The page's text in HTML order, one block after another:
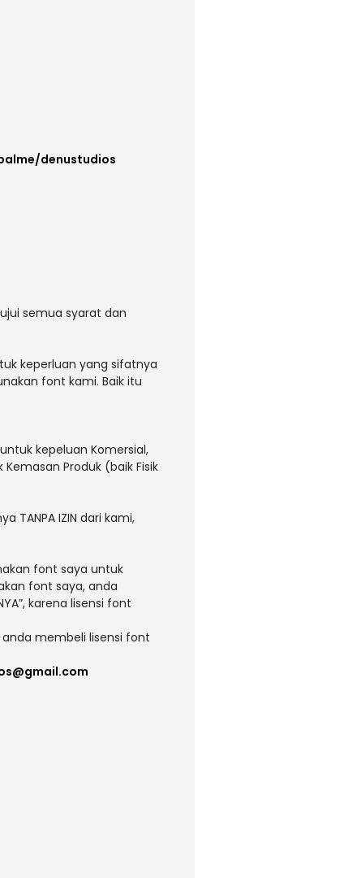
denustudios
semua syarat dan
keperluan yang sifatnya
font kami. Baik itu
kepeluan Komersial,
Produk (baik Fisik
TANPA IZIN dari kami,
font saya untuk
font saya, anda
karena lisensi font
membeli lisensi font